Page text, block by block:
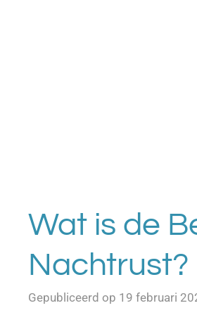
Wat is de
Nachtrust?
Gepubliceerd op 19 februari